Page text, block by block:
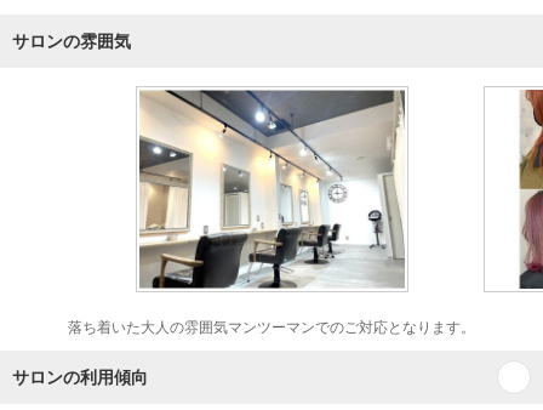
サロンの雰囲気
落ち着いた大人の雰囲気マンツーマンでのご対応となります。
サロンの利用傾向